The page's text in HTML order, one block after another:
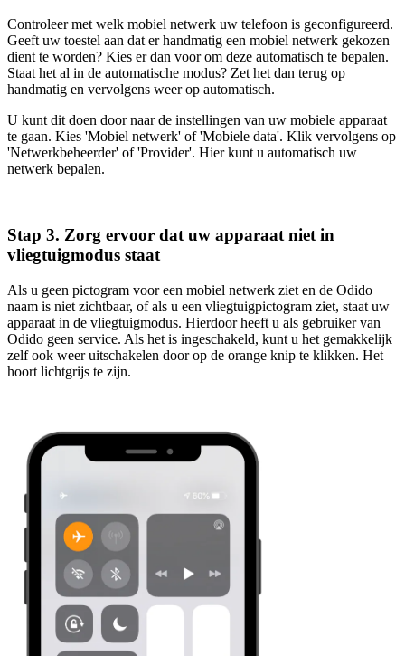
Controleer met welk mobiel netwerk uw telefoon is geconfigureerd.
Geeft uw toestel aan dat er handmatig een mobiel netwerk gekozen
dient te worden? Kies er dan voor om deze automatisch te bepalen.
Staat het al in de automatische modus? Zet het dan terug op
handmatig en vervolgens weer op automatisch.
U kunt dit doen door naar de instellingen van uw mobiele apparaat
te gaan. Kies 'Mobiel netwerk' of 'Mobiele data'. Klik vervolgens op
'Netwerkbeheerder' of 'Provider'. Hier kunt u automatisch uw
netwerk bepalen.
Stap 3. Zorg ervoor dat uw apparaat niet in
vliegtuigmodus staat
Als u geen pictogram voor een mobiel netwerk ziet en de Odido
naam is niet zichtbaar, of als u een vliegtuigpictogram ziet, staat uw
apparaat in de vliegtuigmodus. Hierdoor heeft u als gebruiker van
Odido geen service. Als het is ingeschakeld, kunt u het gemakkelijk
zelf ook weer uitschakelen door op de orange knip te klikken. Het
hoort lichtgrijs te zijn.